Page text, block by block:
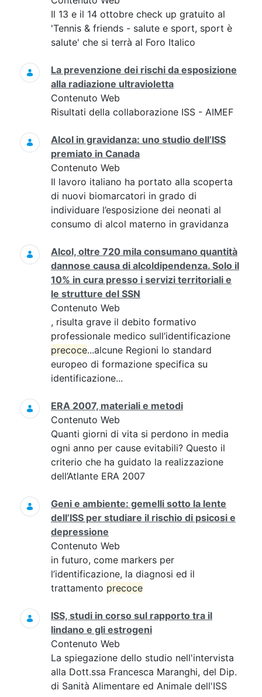
Il 13 e il 14 ottobre check up gratuito al
'Tennis & friends - salute e sport, sport è
salute' che si terrà al Foro Italico
La prevenzione dei rischi da esposizione
alla radiazione ultravioletta
Contenuto Web
Risultati della collaborazione ISS - AIMEF
Alcol in gravidanza: uno studio dell’ISS
premiato in Canada
Contenuto Web
Il lavoro italiano ha portato alla scoperta
di nuovi biomarcatori in grado di
individuare l’esposizione dei neonati al
consumo di alcol materno in gravidanza
Alcol, oltre 720 mila consumano quantità
dannose causa di alcoldipendenza. Solo il
10% in cura presso i servizi territoriali e
le strutture del SSN
Contenuto Web
, risulta grave il debito formativo
professionale medico sull’identificazione
precoce...alcune Regioni lo standard
europeo di formazione specifica su
identificazione...
ERA 2007, materiali e metodi
Contenuto Web
Quanti giorni di vita si perdono in media
ogni anno per cause evitabili? Questo il
criterio che ha guidato la realizzazione
dell’Atlante ERA 2007
Geni e ambiente: gemelli sotto la lente
dell’ISS per studiare il rischio di psicosi e
depressione
Contenuto Web
in futuro, come markers per
l’identificazione, la diagnosi ed il
trattamento precoce
ISS, studi in corso sul rapporto tra il
lindano e gli estrogeni
Contenuto Web
La spiegazione dello studio nell'intervista
alla Dott.ssa Francesca Maranghi, del Dip.
di Sanità Alimentare ed Animale dell'ISS